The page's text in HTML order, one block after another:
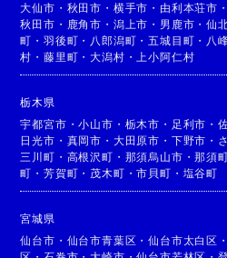
大仙市 ・ 秋田市 ・ 横手市 ・ 由利本荘市 ・
秋田市 ・ 鹿角市 ・ 潟上市 ・ 男鹿市 ・仙
町 ・羽後町 ・ 八郎潟町 ・五城目町 ・ 八
村 ・藤里町 ・大潟村 ・ 上小阿仁村
栃木県
宇都宮市 ・小山市 ・ 栃木市 ・ 足利市 ・
日光市 ・ 真岡市 ・ 大田原市 ・ 下野市 ・
三川町 ・ 高根沢町 ・ 那須烏山市 ・那須
町 ・芳賀町 ・ 茂木町 ・市貝町 ・ 塩谷町
宮城県
仙台市 ・ 仙台市青葉区 ・仙台市太白区 ・